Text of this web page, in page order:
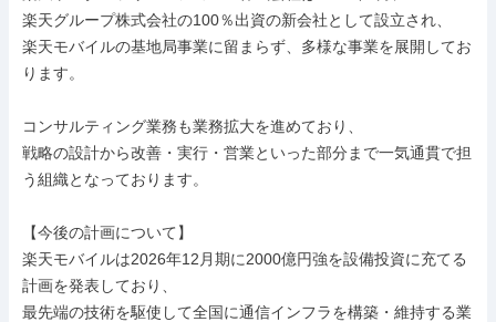
楽天グループ株式会社の100％出資の新会社として設立され、
楽天モバイルの基地局事業に留まらず、多様な事業を展開してお
ります。
コンサルティング業務も業務拡大を進めており、
戦略の設計から改善・実行・営業といった部分まで一気通貫で担
う組織となっております。
【今後の計画について】
楽天モバイルは2026年12月期に2000億円強を設備投資に充てる
計画を発表しており、
最先端の技術を駆使して全国に通信インフラを構築・維持する業